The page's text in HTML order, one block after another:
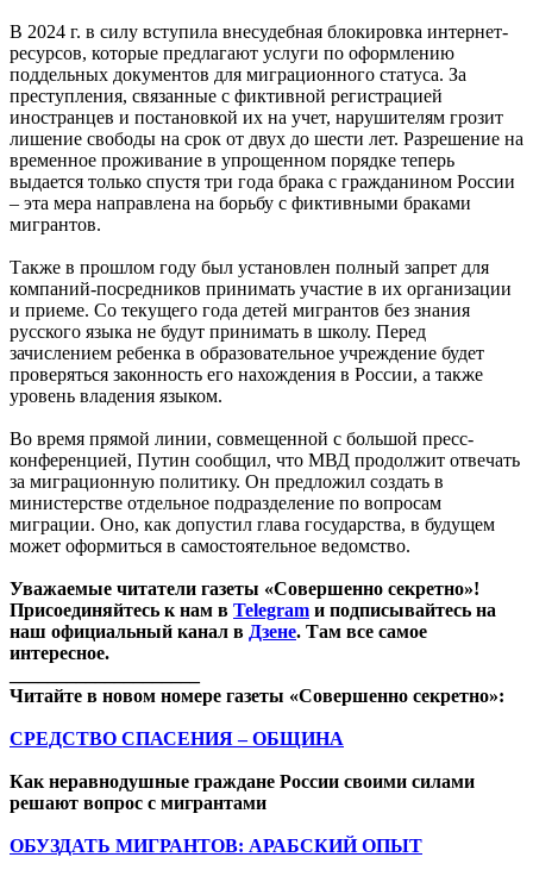
В 2024 г. в силу вступила внесудебная блокировка интернет-
ресурсов, которые предлагают услуги по оформлению
поддельных документов для миграционного статуса. За
преступления, связанные с фиктивной регистрацией
иностранцев и постановкой их на учет, нарушителям грозит
лишение свободы на срок от двух до шести лет. Разрешение на
временное проживание в упрощенном порядке теперь
выдается только спустя три года брака с гражданином России
– эта мера направлена на борьбу с фиктивными браками
мигрантов.
Также в прошлом году был установлен полный запрет для
компаний-посредников принимать участие в их организации
и приеме. Со текущего года детей мигрантов без знания
русского языка не будут принимать в школу. Перед
зачислением ребенка в образовательное учреждение будет
проверяться законность его нахождения в России, а также
уровень владения языком.
Во время прямой линии, совмещенной с большой пресс-
конференцией, Путин сообщил, что МВД продолжит отвечать
за миграционную политику. Он предложил создать в
министерстве отдельное подразделение по вопросам
миграции. Оно, как допустил глава государства, в будущем
может оформиться в самостоятельное ведомство.
Уважаемые читатели газеты «Совершенно секретно»!
Присоединяйтесь к нам в Telegram и подписывайтесь на
наш официальный канал в Дзене. Там все самое
интересное.
Читайте в новом номере газеты «Совершенно секретно»:
СРЕДСТВО СПАСЕНИЯ – ОБЩИНА
Как неравнодушные граждане России своими силами
решают вопрос с мигрантами
ОБУЗДАТЬ МИГРАНТОВ: АРАБСКИЙ ОПЫТ